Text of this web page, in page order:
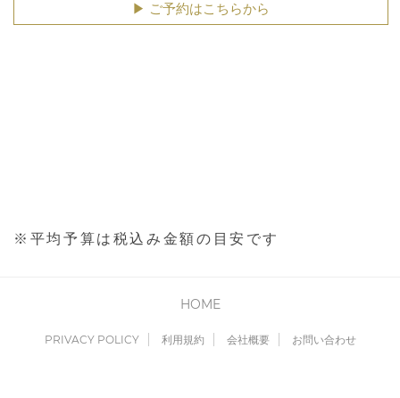
▶︎ ご予約はこちらから
※平均予算は税込み金額の目安です
HOME
PRIVACY POLICY 利用規約 会社概要 お問い合わせ